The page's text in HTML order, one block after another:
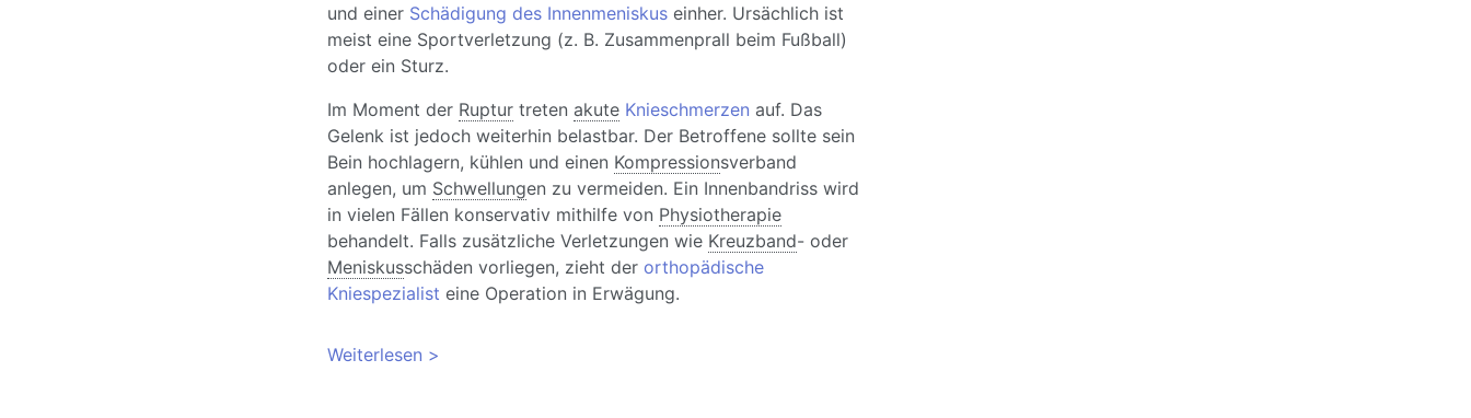
und einer Schädigung des Innenmeniskuseinher. Ursächlich ist
meist eine Sportverletzung (z. B. Zusammenprall beim Fußball)
oder ein Sturz.
Im Moment der Rupturtreten akute Knieschmerzen auf. Das
Gelenk ist jedoch weiterhin belastbar. Der Betroffene sollte sein
Bein hochlagern, kühlen und einen Kompressionsverband
anlegen, um Schwellungen zu vermeiden. Ein Innenbandriss wird
in vielen Fällen konservativ mithilfe von Physiotherapie
behandelt. Falls zusätzliche Verletzungen wie Kreuzband- oder
Meniskusschäden vorliegen, zieht der orthopädische
Kniespezialist eine Operation in Erwägung.
Weiterlesen über Innenbandriss im Knie: Symptome und